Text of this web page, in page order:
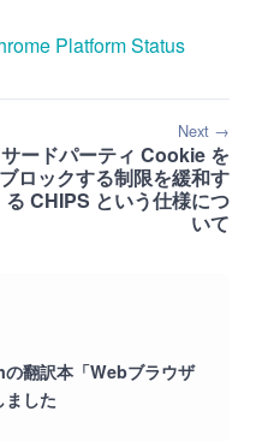
Platform Status
Next →
サードパーティ Cookie を
ブロックする制限を緩和す
る CHIPS という仕様につ
いて
翻訳本「Webブラウザ
ました